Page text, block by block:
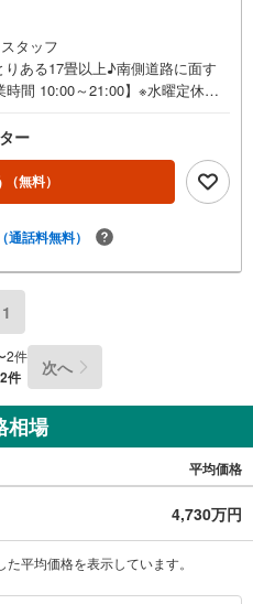
タッフ
りある17畳以上♪南側道路に面す
間 10:00～21:00】※水曜定休上
を見学される場合は「室内・現
タンよりご希望の日時をご記入
にご案内が可能です。◎現地のご
遅い時間帯もご案内が可能 ※定休
宅や最寄り駅等、ご指定の場所ま
のご紹介だけでなく住宅ロー
は家探しについて話を聞きたいと
間8000棟以上の限定物件を発表し
から出会える物件が多数ございま
・ご相談ください！※限定物件:当
プメントの物件
ー
（無料）
（通話料無料）
1
2件
2件 次へ
相場
平均価格
4,730万円
平均価格を表示しています。